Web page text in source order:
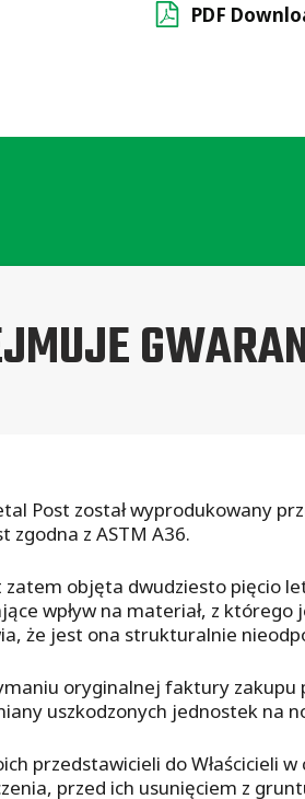
PDF
Post został wyprodukowany
zgodna z ASTM A36.
objęta dwudziesto pięcio
wpływ na materiał, z
że jest ona strukturalnie
oryginalnej faktury
uszkodzonych jednostek na
przedstawicieli do Właścicieli
przed ich usunięciem z